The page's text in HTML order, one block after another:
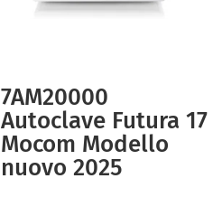
7AM20000
Autoclave Futura 17
Mocom Modello
nuovo 2025